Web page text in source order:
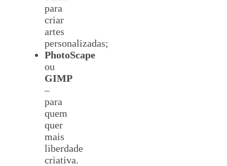
para
criar
artes
personalizadas;
PhotoScape
ou
GIMP
–
para
quem
quer
mais
liberdade
criativa.